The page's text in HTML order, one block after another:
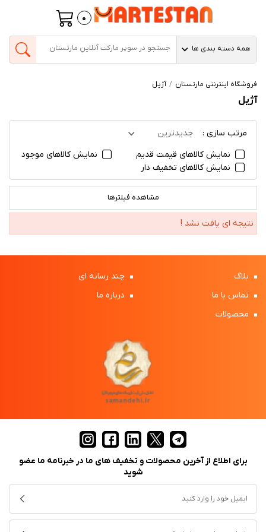
0
همه دسته بندی ها
فروشگاه اینترنتی مارتستان آژیل
آژیل
مرتب سازی :
جدیدترین
نمایش کالاهای قیمت قدیم
نمایش کالاهای موجود
نمایش کالاهای تخفیف دار
مشاهده فیلترها
نتیجه ای یافت نشد !
بلاگ
چند رسانه ای
تماس با ما
درباره ما
محصولات
برای اطلاع از آخرین محصولات و تخفیف های ما در خبرنامه ما عضو
شوید